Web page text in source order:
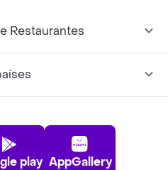
Restaurantes
play AppGallery